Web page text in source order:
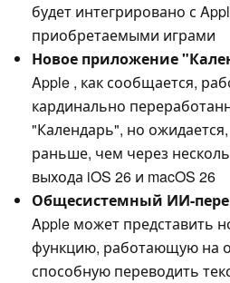
будет интегрировано с
приобретаемыми играми
Новое приложение
Apple , как сообщается,
кардинально
"Календарь", но
раньше, чем через
выхода iOS 26 и macOS 26
Общесистемный ИИ-
Apple может представить
функцию, работающую на
способную переводить